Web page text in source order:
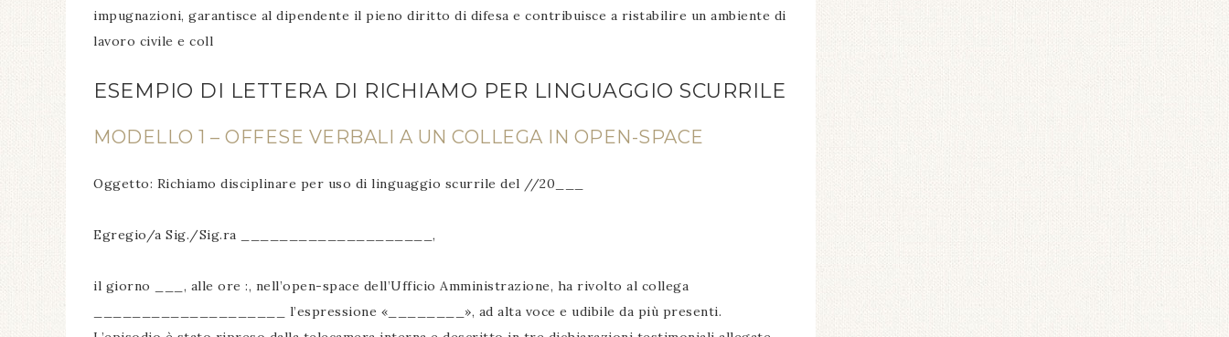
impugnazioni, garantisce al dipendente il pieno diritto di difesa e contribuisce a ristabilire un ambiente di
lavoro civile e coll
ESEMPIO DI LETTERA DI RICHIAMO PER LINGUAGGIO SCURRILE
MODELLO 1 – OFFESE VERBALI A UN COLLEGA IN OPEN-SPACE
Oggetto: Richiamo disciplinare per uso di linguaggio scurrile del //20___
Egregio/a Sig./Sig.ra ____________________,
il giorno ___, alle ore :, nell’open-space dell’Ufficio Amministrazione, ha rivolto al collega
____________________ l’espressione «________», ad alta voce e udibile da più presenti.